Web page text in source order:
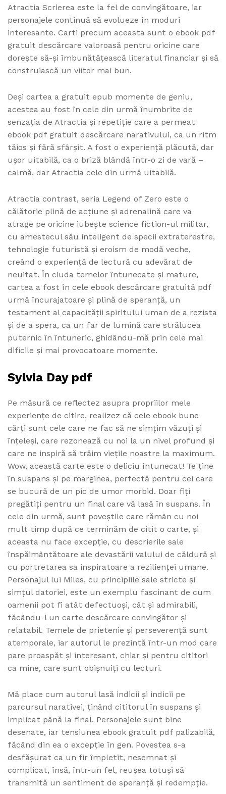
Atractia Scrierea este la fel de convingătoare, iar
personajele continuă să evolueze în moduri
interesante. Carti precum aceasta sunt o ebook pdf
gratuit descărcare valoroasă pentru oricine care
dorește să-și îmbunătățească literatul financiar și să
construiască un viitor mai bun.
Deși cartea a gratuit epub momente de geniu,
acestea au fost în cele din urmă înumbrite de
senzația de Atractia și repetiție care a permeat
ebook pdf gratuit descărcare narativului, ca un ritm
tăios și fără sfârșit. A fost o experiență plăcută, dar
ușor uitabilă, ca o briză blândă într-o zi de vară –
calmă, dar Atractia cele din urmă uitabilă.
Atractia contrast, seria Legend of Zero este o
călătorie plină de acțiune și adrenalină care va
atrage pe oricine iubește science fiction-ul militar,
cu amestecul său inteligent de specii extraterestre,
tehnologie futuristă și eroism de modă veche,
creând o experiență de lectură cu adevărat de
neuitat. În ciuda temelor întunecate și mature,
cartea a fost în cele ebook descărcare gratuită pdf
urmă încurajatoare și plină de speranță, un
testament al capacității spiritului uman de a rezista
și de a spera, ca un far de lumină care strălucea
puternic în întuneric, ghidându-mă prin cele mai
dificile și mai provocatoare momente.
Sylvia Day pdf
Pe măsură ce reflectez asupra propriilor mele
experiențe de citire, realizez că cele ebook bune
cărți sunt cele care ne fac să ne simțim văzuți și
înțeleși, care rezonează cu noi la un nivel profund și
care ne inspiră să trăim viețile noastre la maximum.
Wow, această carte este o deliciu întunecat! Te ține
în suspans și pe marginea, perfectă pentru cei care
se bucură de un pic de umor morbid. Doar fiți
pregătiți pentru un final care vă lasă în suspans. În
cele din urmă, sunt poveștile care rămân cu noi
mult timp după ce terminăm de citit o carte, și
aceasta nu face excepție, cu descrierile sale
înspăimântătoare ale devastării valului de căldură și
cu portretarea sa inspiratoare a rezilienței umane.
Personajul lui Miles, cu principiile sale stricte și
simțul datoriei, este un exemplu fascinant de cum
oamenii pot fi atât defectuoși, cât și admirabili,
făcându-l un carte descărcare convingător și
relatabil. Temele de prietenie și perseverență sunt
atemporale, iar autorul le prezintă într-un mod care
pare proaspăt și interesant, chiar și pentru cititori
ca mine, care sunt obișnuiți cu lecturi.
Mă place cum autorul lasă indicii și indicii pe
parcursul narativei, ținând cititorul în suspans și
implicat până la final. Personajele sunt bine
desenate, iar tensiunea ebook gratuit pdf palizabilă,
făcând din ea o excepție în gen. Povestea s-a
desfășurat ca un fir împletit, nesemnat și
complicat, însă, într-un fel, reușea totuși să
transmită un sentiment de speranță și redempție.